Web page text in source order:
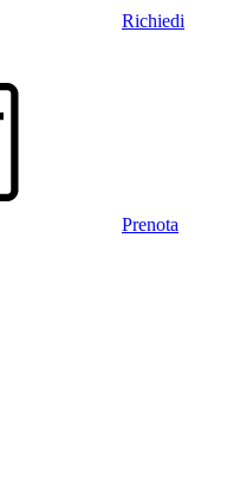
Richiedi
Prenota